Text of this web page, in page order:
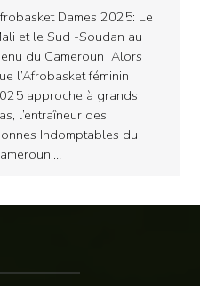
Dames 2025: Le
et le Sud -Soudan au
du Cameroun Alors
l’Afrobasket féminin
approche à grands
l’entraîneur des
Indomptables du